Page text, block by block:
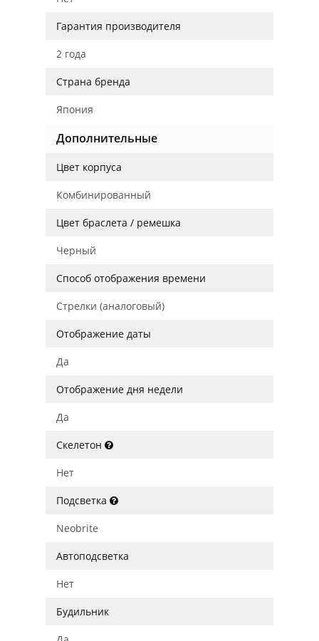
Гарантия производителя
2 года
Страна бренда
Япония
Дополнительные
Цвет корпуса
Комбинированный
Цвет браслета / ремешка
Черный
Способ отображения времени
Стрелки (аналоговый)
Отображение даты
Да
Отображение дня недели
Да
Скелетон
Нет
Подсветка
Neobrite
Автоподсветка
Нет
Будильник